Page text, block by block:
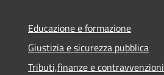
Educazione e formazione
Giustizia e sicurezza pubblica
Tributi,finanze e contravvenzioni